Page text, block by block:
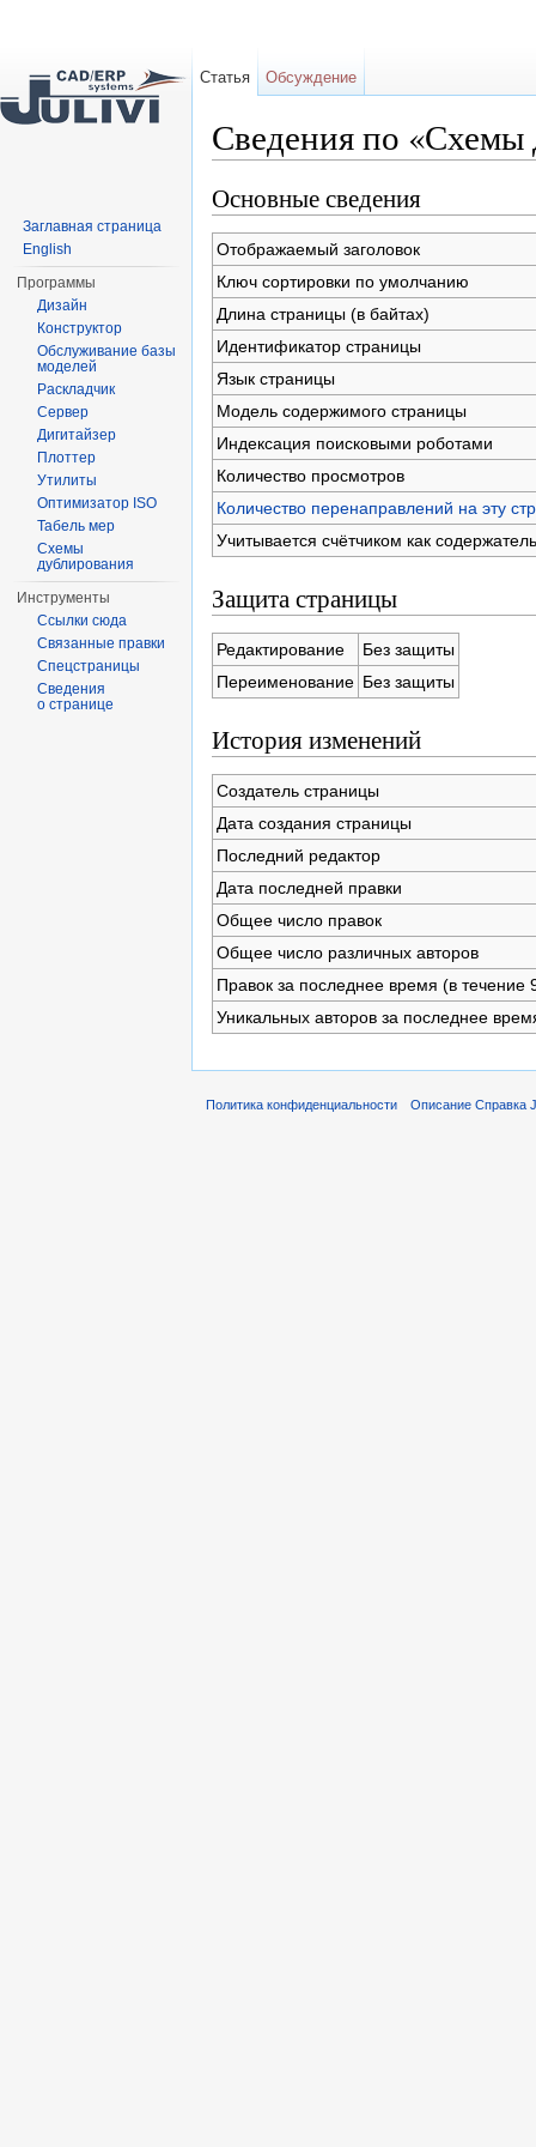
Сведения по «Схемы
Основные сведения
Отображаемый заголовок
Ключ сортировки по умолчанию
Длина страницы (в байтах)
Идентификатор страницы
Язык страницы
Модель содержимого страницы
Индексация поисковыми роботами
Количество просмотров
Количество перенаправлений на эту
Учитывается счётчиком как
Защита страницы
Редактирование
Без защиты
Переименование Без защиты
История изменений
Создатель страницы
Дата создания страницы
Последний редактор
Дата последней правки
Общее число правок
Общее число различных авторов
Правок за последнее время (в течение
Уникальных авторов за последнее
Статья Обсуждение
Заглавная страница
English
Программы
Дизайн
Конструктор
Обслуживание базы
моделей
Раскладчик
Сервер
Дигитайзер
Плоттер
Утилиты
Оптимизатор ISO
Табель мер
Схемы
дублирования
Инструменты
Ссылки сюда
Связанные правки
Спецстраницы
Сведения
о странице
Политика конфиденциальности Описание Справка